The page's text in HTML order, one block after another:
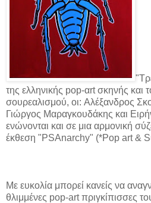
της ελληνικής pop-αrt σκηνής και
σουρεαλισμού, οι: Αλέξανδρος
Γιώργος Μαραγκουδάκης και
ενώνονται και σε μια αρμονική
έκθεση "PSAnarchy" (*Pop art &
Με ευκολία μπορεί κανείς να
θλιμμένες pop-art πριγκίπισσες